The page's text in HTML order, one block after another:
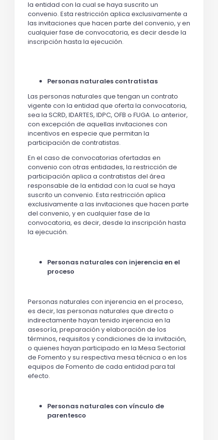
la entidad con la cual se haya suscrito un
convenio. Esta restricción aplica exclusivamente a
las invitaciones que hacen parte del convenio, y en
cualquier fase de convocatoria, es decir desde la
inscripción hasta la ejecución.
Personas naturales contratistas
Las personas naturales que tengan un contrato
vigente con la entidad que oferta la convocatoria,
sea la SCRD, IDARTES, IDPC, OFB o FUGA. Lo anterior,
con excepción de aquellas invitaciones con
incentivos en especie que permitan la
participación de contratistas.
En el caso de convocatorias ofertadas en
convenio con otras entidades, la restricción de
participación aplica a contratistas del área
responsable de la entidad con la cual se haya
suscrito un convenio. Esta restricción aplica
exclusivamente a las invitaciones que hacen parte
del convenio, y en cualquier fase de la
convocatoria, es decir, desde la inscripción hasta
la ejecución.
Personas naturales con injerencia en el
proceso
Personas naturales con injerencia en el proceso,
es decir, las personas naturales que directa o
indirectamente hayan tenido injerencia en la
asesoría, preparación y elaboración de los
términos, requisitos y condiciones de la invitación,
o quienes hayan participado en la Mesa Sectorial
de Fomento y su respectiva mesa técnica o en los
equipos de Fomento de cada entidad para tal
efecto.
Personas naturales con vínculo de
parentesco